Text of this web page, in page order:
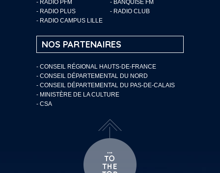
- RADIO PFM
- BANQUISE FM
- RADIO PLUS
- RADIO CLUB
- RADIO CAMPUS LILLE
NOS PARTENAIRES
- CONSEIL RÉGIONAL HAUTS-DE-FRANCE
- CONSEIL DÉPARTEMENTAL DU NORD
- CONSEIL DÉPARTEMENTAL DU PAS-DE-CALAIS
- MINISTÈRE DE LA CULTURE
- CSA